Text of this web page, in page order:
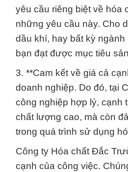
yêu cầu riêng biệt về hóa
những yêu cầu này. Cho
dầu khí, hay bất kỳ
bạn đạt được mục tiêu
3. **Cam kết về giá cả
doanh nghiệp. Do đó, tại
công nghiệp hợp lý, cạnh
chất lượng cao, mà còn
trong quá trình sử dụng
Công ty Hóa chất Đắc
cạnh của công việc.